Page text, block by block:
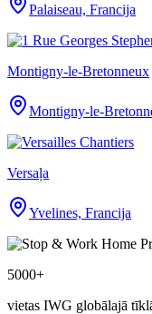
Palaiseau, Francija
Montigny-le-Bretonneux
Montigny-le-
Versaļa
Yvelines, Francija
5000+
vietas IWG globālajā